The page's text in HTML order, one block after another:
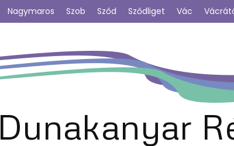
Nagymaros Szob Sződ Sződliget Vác
Dunakanyar